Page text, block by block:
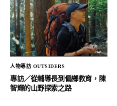
人物專訪 OUTSIDERS
專訪／從輔導長到偏鄉教育，陳
智輝的山野探索之路